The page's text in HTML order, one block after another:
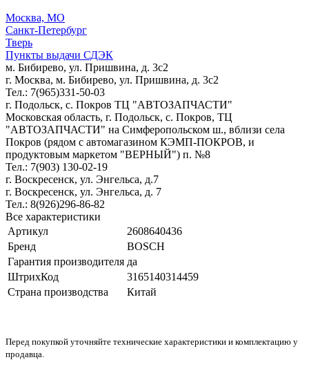
Москва, МО
Санкт-Петербург
Тверь
Пункты выдачи СДЭК
м. Бибирево, ул. Пришвина, д. 3с2
г. Москва, м. Бибирево, ул. Пришвина, д. 3с2
Тел.: 7(965)331-50-03
г. Подольск, c. Покров ТЦ "АВТОЗАПЧАСТИ"
Московская область, г. Подольск, c. Покров, ТЦ
"АВТОЗАПЧАСТИ" на Симферопольском ш., вблизи села
Покров (рядом с автомагазином КЭМП-ПОКРОВ, и
продуктовым маркетом "ВЕРНЫЙ") п. №8
Тел.: 7(903) 130-02-19
г. Воскресенск, ул. Энгельса, д.7
г. Воскресенск, ул. Энгельса, д. 7
Тел.: 8(926)296-86-82
Все характеристики
Артикул
2608640436
Бренд
BOSCH
Гарантия производителя да
ШтрихКод
3165140314459
Страна производства
Китай
Перед покупкой уточняйте технические характеристики и комплектацию у
продавца.